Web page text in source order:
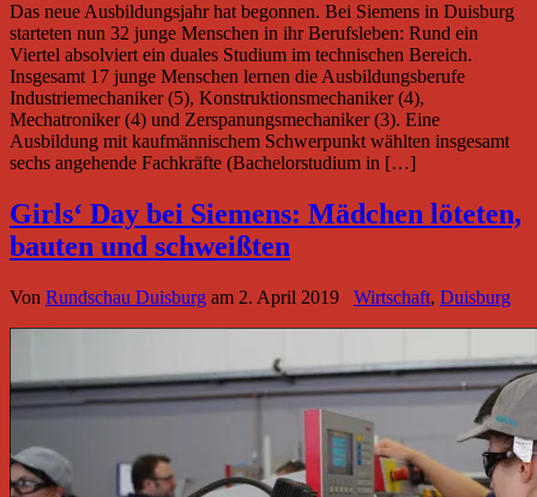
Das neue Ausbildungsjahr hat begonnen. Bei Siemens in Duisburg
starteten nun 32 junge Menschen in ihr Berufsleben: Rund ein
Viertel absolviert ein duales Studium im technischen Bereich.
Insgesamt 17 junge Menschen lernen die Ausbildungsberufe
Industriemechaniker (5), Konstruktionsmechaniker (4),
Mechatroniker (4) und Zerspanungsmechaniker (3). Eine
Ausbildung mit kaufmännischem Schwerpunkt wählten insgesamt
sechs angehende Fachkräfte (Bachelorstudium in […]
Girls‘ Day bei Siemens: Mädchen löteten,
bauten und schweißten
Von Rundschau Duisburg am 2. April 2019 Wirtschaft, Duisburg